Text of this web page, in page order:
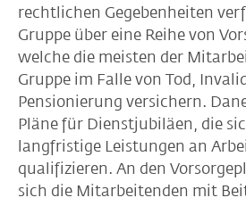
rechtlichen Gegebenheiten
Gruppe über eine Reihe von
welche die meisten der
Gruppe im Falle von Tod,
Pensionierung versichern.
Pläne für Dienstjubiläen, die
langfristige Leistungen an
qualifizieren. An den
sich die Mitarbeitenden mit